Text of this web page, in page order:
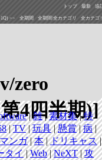
トップ 最新 追
>> 全期間 全期間/全カテゴリ 全カテゴ
zero
4四半期)]
|雑|素材集|特
|TV|玩具|懸賞|病|
マンガ|本|ドリキャス|
タイ|Web|NeXT|攻